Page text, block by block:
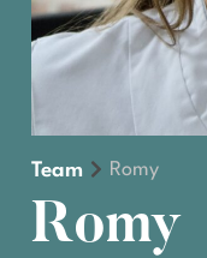
Team Romy
Romy